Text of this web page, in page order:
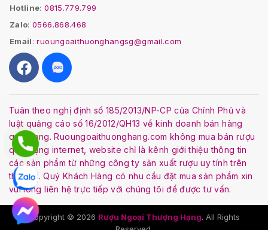
Hotline:0815.779.799
Zalo:0566.868.468
Email:ruoungoaithuonghangsg@gmail.com
Tuân theo nghị định số 185/2013/NP-CP của Chính Phủ và
luật quảng cáo số 16/2012/QH13 về kinh doanh bán hàng
qua mạng. Ruoungoaithuonghang.com không mua bán rượu
qua mạng internet, website chỉ là kênh giới thiệu thông tin
các sản phẩm từ những công ty sản xuất rượu uy tính trên
thế giới. Quý Khách Hàng có nhu cầu đặt mua sản phẩm xin
vui lòng liên hệ trực tiếp với chúng tôi để được tư vấn.
Copyright © 2026 Rượu Ngoại Thượng Hạng. All Rights